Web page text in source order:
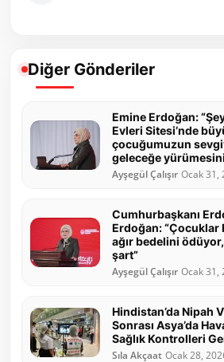
Diğer Gönderiler
Emine Erdoğan:
Evleri Sitesi’nde
çocuğumuzun
geleceğe
Ayşegül Çalışır Ocak 31,
Cumhurbaşkanı
Erdoğan:
ağır bedelini
şart”
Ayşegül Çalışır Ocak 31,
Hindistan’da Nipah
Sonrası Asya’da
Sağlık Kontrolleri
Sıla Akçaat Ocak 28,